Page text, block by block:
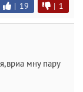
| 19 | 1
мну пару